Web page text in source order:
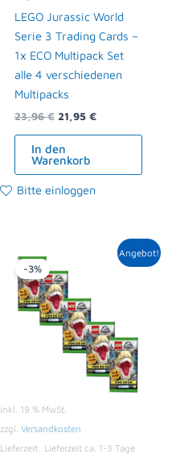
LEGO Jurassic World
Serie 3 Trading Cards –
1x ECO Multipack Set
alle 4 verschiedenen
Multipacks
23,96€ 21,95 €
In den
Warenkorb
Bitte einloggen
Angebot!
-3%
inkl. 19 % MwSt.
zzgl. Versandkosten
Lieferzeit: Lieferzeit ca. 1-3 Tage
Ursprünglicher
war:
7,50 €
Aktueller